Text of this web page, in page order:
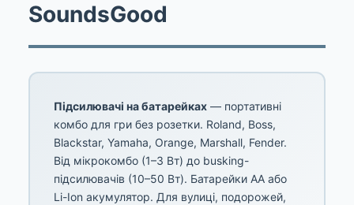
SoundsGood
Підсилювачі на батарейках — портативні
комбо для гри без розетки. Roland, Boss,
Blackstar, Yamaha, Orange, Marshall, Fender.
Від мікрокомбо (1–3 Вт) до busking-
підсилювачів (10–50 Вт). Батарейки AA або
Li-Ion акумулятор. Для вулиці, подорожей,